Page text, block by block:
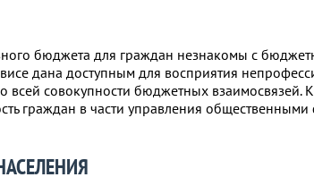
бюджета для граждан незнакомы с
дана доступным для восприятия
всей совокупности бюджетных взаимосвязей.
граждан в части управления